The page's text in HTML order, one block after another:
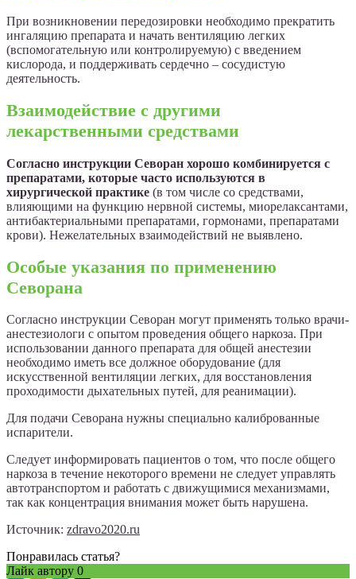
При возникновении передозировки необходимо прекратить
ингаляцию препарата и начать вентиляцию легких
(вспомогательную или контролируемую) с введением
кислорода, и поддерживать сердечно – сосудистую
деятельность.
Взаимодействие с другими
лекарственными средствами
Согласно инструкции Севоран хорошо комбинируется с
препаратами, которые часто используются в
хирургической практике (в том числе со средствами,
влияющими на функцию нервной системы, миорелаксантами,
антибактериальными препаратами, гормонами, препаратами
крови). Нежелательных взаимодействий не выявлено.
Особые указания по применению
Севорана
Согласно инструкции Севоран могут применять только врачи-
анестезиологи с опытом проведения общего наркоза. При
использовании данного препарата для общей анестезии
необходимо иметь все должное оборудование (для
искусственной вентиляции легких, для восстановления
проходимости дыхательных путей, для реанимации).
Для подачи Севорана нужны специально калиброванные
испарители.
Следует информировать пациентов о том, что после общего
наркоза в течение некоторого времени не следует управлять
автотранспортом и работать с движущимися механизмами,
так как концентрация внимания может быть нарушена.
Источник: zdravo2020.ru
Понравилась статья?
Лайк автору 0